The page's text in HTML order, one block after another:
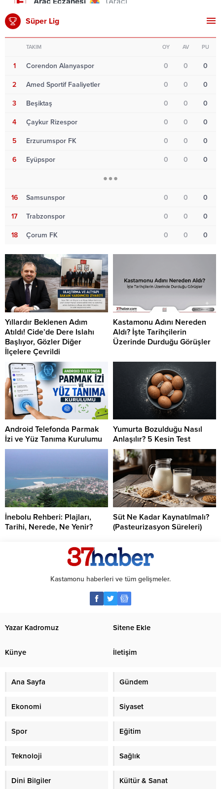
Süper Lig
TAKIM OY AV PU
1 Corendon Alanyaspor 0 0 0
2 Amed Sportif Faaliyetler 0 0 0
3 Beşiktaş 0 0 0
4 Çaykur Rizespor 0 0 0
5 Erzurumspor FK 0 0 0
6 Eyüpspor 0 0 0
16 Samsunspor 0 0 0
17 Trabzonspor 0 0 0
18 Çorum FK 0 0 0
Yıllardır Beklenen Adım
Atıldı! Cide’de Dere Islahı
Başlıyor, Gözler Diğer
İlçelere Çevrildi
Kastamonu Adını Nereden
Aldı? İşte Tarihçilerin
Üzerinde Durduğu Görüşler
Android Telefonda Parmak
İzi ve Yüz Tanıma Kurulumu
Yumurta Bozulduğu Nasıl
Anlaşılır? 5 Kesin Test
İnebolu Rehberi: Plajları,
Tarihi, Nerede, Ne Yenir?
Süt Ne Kadar Kaynatılmalı?
(Pasteurizasyon Süreleri)
Kastamonu haberleri ve tüm gelişmeler.
Yazar Kadromuz Sitene Ekle
Künye İletişim
Ana Sayfa Gündem
Ekonomi Siyaset
Spor Eğitim
Teknoloji Sağlık
Dini Bilgiler Kültür & Sanat